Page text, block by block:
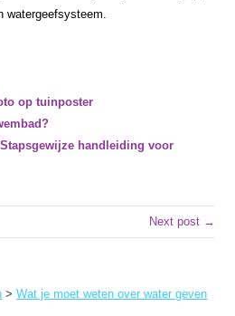
watergeefsysteem.
op tuinposter
handleiding voor
Next post →
>Wat je moet weten over water geven